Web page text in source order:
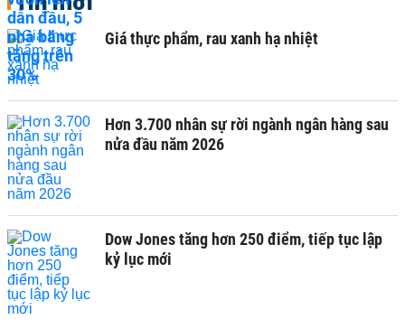
Giá thực phẩm, rau xanh hạ nhiệt
Hơn 3.700 nhân sự rời ngành ngân hàng sau
nửa đầu năm 2026
Dow Jones tăng hơn 250 điểm, tiếp tục lập
kỷ lục mới